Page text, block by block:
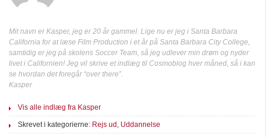
Mit navn er Kasper, jeg er 20 år gammel. Lige nu er jeg i Santa Barbara
California for at læse Film Production i et år på Santa Barbara City College,
samtidig er jeg på skolens Soccer Team, så jeg udlever min drøm og nyder
livet i Californien! Jeg vil skrive et indlæg til Cosmoblog hver måned, så i kan
se hvordan det foregår “over there”.
Kasper
Vis alle indlæg fra Kasper
Skrevet i kategorierne: Rejs ud , Uddannelse